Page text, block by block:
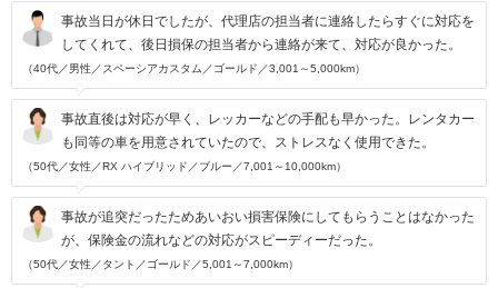
事故当日が休日でしたが、代理店の担当者に連絡したらすぐに対応を
してくれて、後日損保の担当者から連絡が来て、対応が良かった。
（40代／男性／スペーシアカスタム／ゴールド／3,001～5,000km）
事故直後は対応が早く、レッカーなどの手配も早かった。レンタカー
も同等の車を用意されていたので、ストレスなく使用できた。
（50代／女性／RX ハイブリッド／ブルー／7,001～10,000km）
事故が追突だったためあいおい損害保険にしてもらうことはなかった
が、保険金の流れなどの対応がスピーディーだった。
（50代／女性／タント／ゴールド／5,001～7,000km）